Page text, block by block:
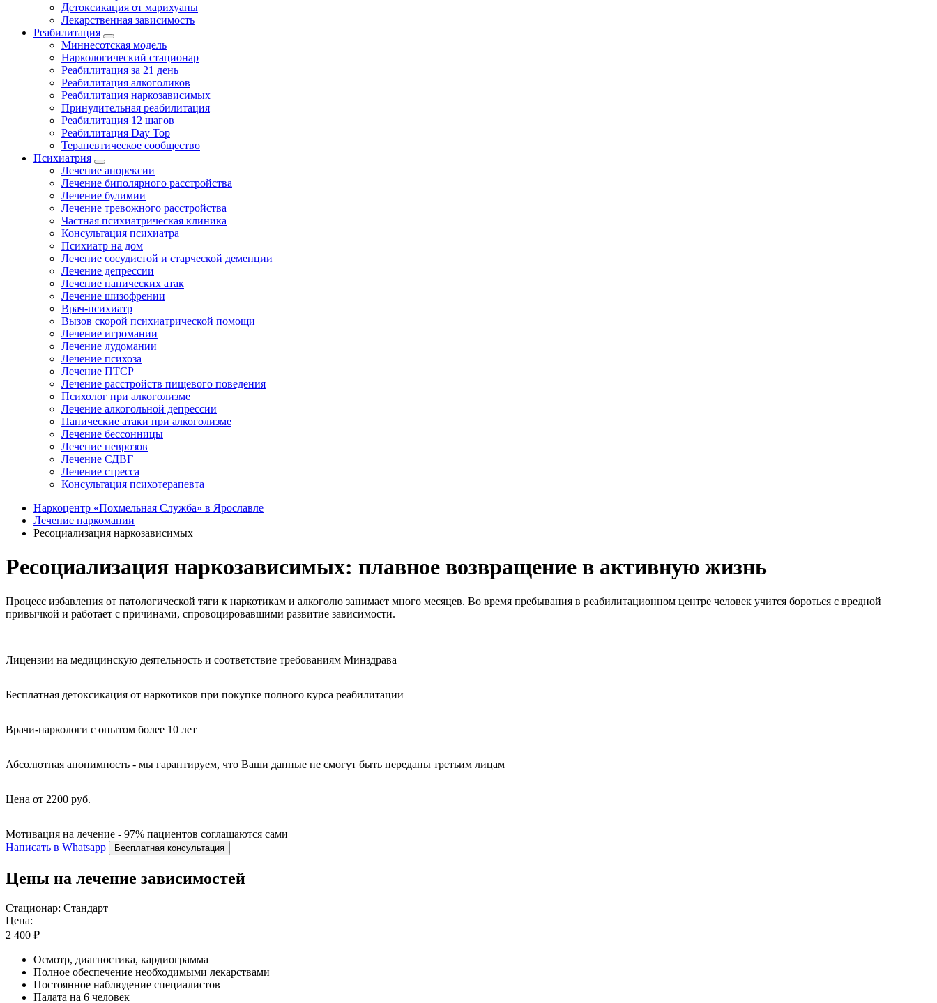
Детоксикация от марихуаны
Лекарственная зависимость
Реабилитация
Миннесотская модель
Наркологический стационар
Реабилитация за 21 день
Реабилитация алкоголиков
Реабилитация наркозависимых
Принудительная реабилитация
Реабилитация 12 шагов
Реабилитация Day Top
Терапевтическое сообщество
Психиатрия
Лечение анорексии
Лечение биполярного расстройства
Лечение булимии
Лечение тревожного расстройства
Частная психиатрическая клиника
Консультация психиатра
Психиатр на дом
Лечение сосудистой и старческой деменции
Лечение депрессии
Лечение панических атак
Лечение шизофрении
Врач-психиатр
Вызов скорой психиатрической помощи
Лечение игромании
Лечение лудомании
Лечение психоза
Лечение ПТСР
Лечение расстройств пищевого поведения
Психолог при алкоголизме
Лечение алкогольной депрессии
Панические атаки при алкоголизме
Лечение бессонницы
Лечение неврозов
Лечение СДВГ
Лечение стресса
Консультация психотерапевта
Наркоцентр «Похмельная Служба» в Ярославле
Лечение наркомании
Ресоциализация наркозависимых
Ресоциализация наркозависимых: плавное возвращение в активную жизнь
Процесс избавления от патологической тяги к наркотикам и алкоголю занимает много месяцев. Во время пребывания в реабилитационном центре человек учится бороться с вредной
привычкой и работает с причинами, спровоцировавшими развитие зависимости.
Лицензии на медицинскую деятельность и соответствие требованиям Минздрава
Бесплатная детоксикация от наркотиков при покупке полного курса реабилитации
Врачи-наркологи с опытом более 10 лет
Абсолютная анонимность - мы гарантируем, что Ваши данные не смогут быть переданы третьим лицам
Цена от 2200 руб.
Мотивация на лечение - 97% пациентов соглашаются сами
Написать в Whatsapp
Бесплатная консультация
Цены на лечение зависимостей
Стационар: Стандарт
Цена:
2 400 ₽
Осмотр, диагностика, кардиограмма
Полное обеспечение необходимыми лекарствами
Постоянное наблюдение специалистов
Палата на 6 человек